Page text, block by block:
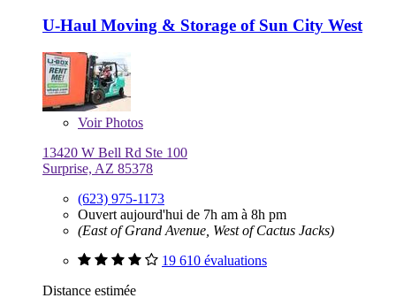
U-Haul Moving & Storage of Sun City West
VoirPhotos
13420 W Bell Rd Ste 100
Surprise, AZ 85378
(623) 975-1173
Ouvert aujourd'hui de 7h am à 8h pm
(East of Grand Avenue, West of Cactus Jacks)
19 610 évaluations
Distance estimée